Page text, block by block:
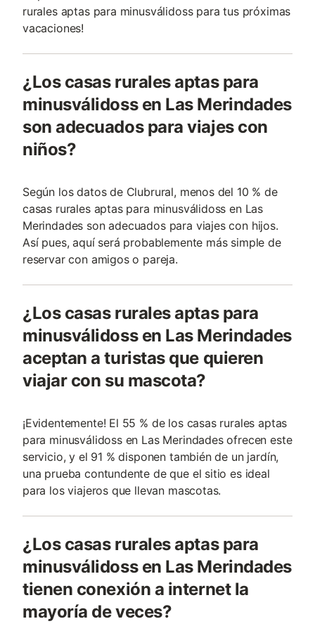
rurales aptas para minusválidoss para tus próximas
vacaciones!
¿Los casas rurales aptas para
minusválidoss en Las Merindades
son adecuados para viajes con
niños?
Según los datos de Clubrural, menos del 10 % de
casas rurales aptas para minusválidoss en Las
Merindades son adecuados para viajes con hijos.
Así pues, aquí será probablemente más simple de
reservar con amigos o pareja.
¿Los casas rurales aptas para
minusválidoss en Las Merindades
aceptan a turistas que quieren
viajar con su mascota?
¡Evidentemente! El 55 % de los casas rurales aptas
para minusválidoss en Las Merindades ofrecen este
servicio, y el 91 % disponen también de un jardín,
una prueba contundente de que el sitio es ideal
para los viajeros que llevan mascotas.
¿Los casas rurales aptas para
minusválidoss en Las Merindades
tienen conexión a internet la
mayoría de veces?